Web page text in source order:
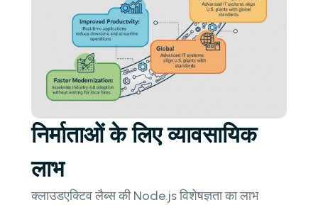
निर्माताओं के लिए व्यावसायिक
लाभ
क्लाउडएक्टिव लैब्स की Node.js विशेषज्ञता का लाभ